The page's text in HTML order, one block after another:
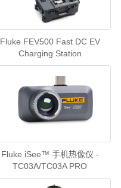
Fluke FEV500 Fast DC EV
Charging Station
Fluke iSee™ 手机热像仪 -
TC03A/TC03A PRO